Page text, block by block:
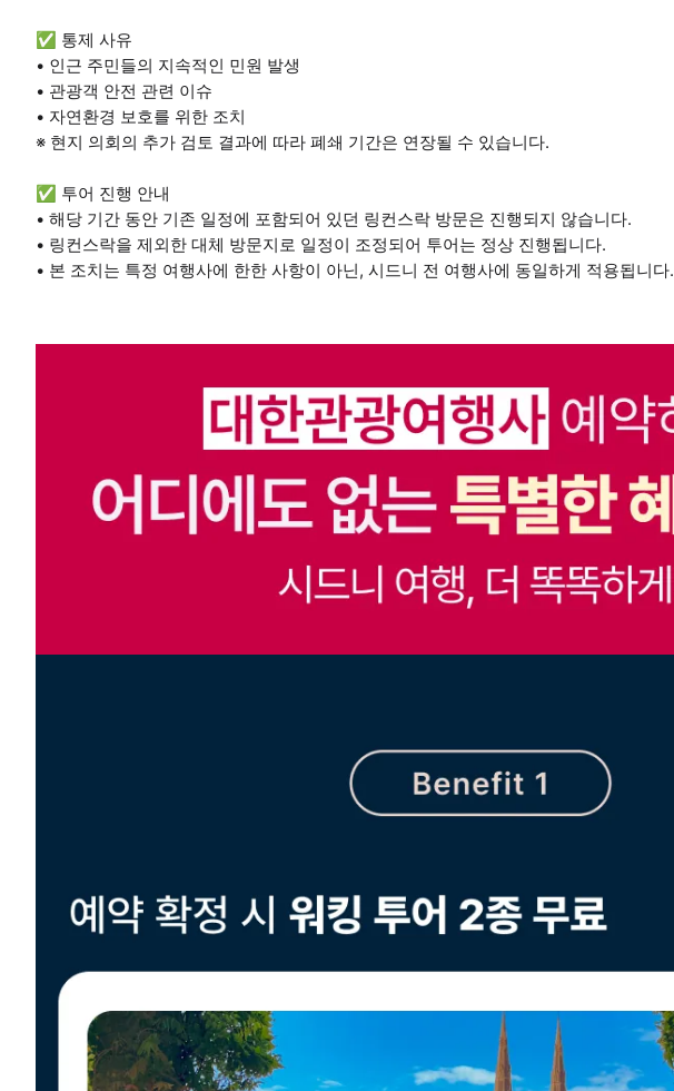
✅ 통제 사유
• 인근 주민들의 지속적인 민원 발생
• 관광객 안전 관련 이슈
• 자연환경 보호를 위한 조치
※ 현지 의회의 추가 검토 결과에 따라 폐쇄 기간은 연장될 수 있습니다.
✅ 투어 진행 안내
• 해당 기간 동안 기존 일정에 포함되어 있던 링컨스락 방문은 진행되지 않습니다.
• 링컨스락을 제외한 대체 방문지로 일정이 조정되어 투어는 정상 진행됩니다.
• 본 조치는 특정 여행사에 한한 사항이 아닌, 시드니 전 여행사에 동일하게 적용됩니다.